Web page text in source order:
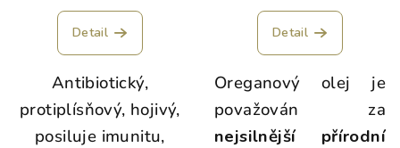
Detail
Antibiotický,
protiplísňový, hojivý,
posiluje imunitu,
Detail
Oreganový olej je
považován za
nejsilnější přírodní